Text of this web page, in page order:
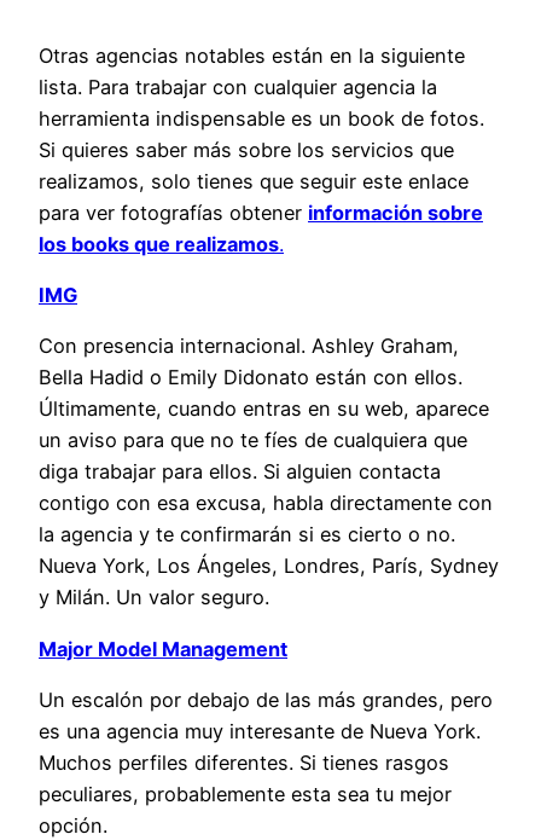
Otras agencias notables están en la siguiente
lista. Para trabajar con cualquier agencia la
herramienta indispensable es un book de fotos.
Si quieres saber más sobre los servicios que
realizamos, solo tienes que seguir este enlace
para ver fotografías obtener información sobre
los books que realizamos.
IMG
Con presencia internacional. Ashley Graham,
Bella Hadid o Emily Didonato están con ellos.
Últimamente, cuando entras en su web, aparece
un aviso para que no te fíes de cualquiera que
diga trabajar para ellos. Si alguien contacta
contigo con esa excusa, habla directamente con
la agencia y te confirmarán si es cierto o no.
Nueva York, Los Ángeles, Londres, París, Sydney
y Milán. Un valor seguro.
Major Model Management
Un escalón por debajo de las más grandes, pero
es una agencia muy interesante de Nueva York.
Muchos perfiles diferentes. Si tienes rasgos
peculiares, probablemente esta sea tu mejor
opción.